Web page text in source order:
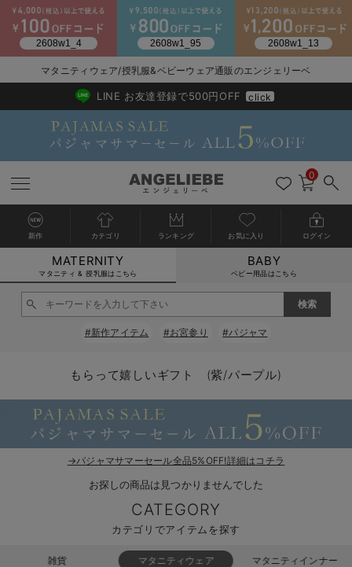
マタニティウェア全て
マタニティ ワンピース
マタニティ トップス
マタニティ アウター（コート）・ママコート
マタニティ 下着・インナー全て
授乳ブラ・マタニティブラ（マタニティインナー・産後用品）
マタニティ 授乳 キャミソール
産褥ショーツ
骨盤・マタニティベルト （妊娠中・産後）
マタニティ 腹巻き
授乳服全て
マタニティ フォーマル全て
マタニティ スーツ
マタニティ フォーマル パンツ・ボトムス
授乳用品全て
妊婦用 抱き枕・授乳クッション
マタニティレッグウェア全て
マタニティストッキング・タイツ
マタニティ ボディケア全て
アウトレット全て
【アウトレット】ワンピース
【アウトレット】パジャマ
【アウトレット】インナー
【アウトレット】ベビー
特集全て
コットン素材
ブラトップ
再入荷全て
再入荷｜インナー
戻る
送料無料アイテム全て
ワンピース
スカート
パジャマ
インナー
ベビー
戻る
ブラキャミ おまとめ
MAX55%OFF ブラックフ
戻る
【37周年祭セール】
【37周年祭セール】
戻る
気温差別オススメア
【15℃】3月下旬～
戻る
動きやすく着回しで
戻る
強撚スムース(コスパ
戻る
マタニティウェア
【おまとめ割】パジ
戻る
こだわりの履き心地
カジュアル
オフィス
戻る
ジャケット派
きれいめ美脚パンツ派
ツィード派
王道シンプル派
戻る
出産準備応援割全て
マタニティパジャマ
戻る
【オフィスカジュア
戻る
レギンスタイプ
戻る
【フォーマル】ワン
戻る
【ベビー】長袖
戻る
ハンカチ
短肌着
セット
戻る
快適ウェア10%OFF
快適ウェア10%OFF
戻る
春のマタニティワン
セットアップ・ レイ
ジャンパースカート/
ワーク・オフィス
カジュアル
あったかアイテム｜
戻る
Gift Selection 出産
〜3,000円（税込）
10,001円（税込）〜
女の子におススメの
男の子におススメの
もらって嬉しいギフト
戻る
冬の冷え対策インナ
薄くてあったか
保温&リカバリー
レギンス・タイツ
カップ付きインナー
裏起毛素材
戻る
入院準備の持ち物チ
入院してすぐ使うグ
戻る
冬のあったか特集全て
【冬のあったか特集
【冬のあったか特集
マタニティウェア/授乳服&ベビーウェア通販のエンジェリーベ
2026/NewArrival
送料495円(一部地域を除く) 7,700円以上で送料無料
LINE お友達登録で500円OFF click
0
新作 カテゴリ ランキング お気に入り ログイン
MATERNITY
マタニティ & 授乳服はこちら
BABY
ベビー用品はこちら
#新作アイテム #お宮参り #パジャマ
もらって嬉しいギフト (紫/パープル)
→パジャマサマーセール全品5%OFF!詳細はコチラ
お探しの商品は見つかりませんでした
CATEGORY
カテゴリでアイテムを探す
雑貨 マタニティウェア マタニティインナー
カートに入れる
閉じる